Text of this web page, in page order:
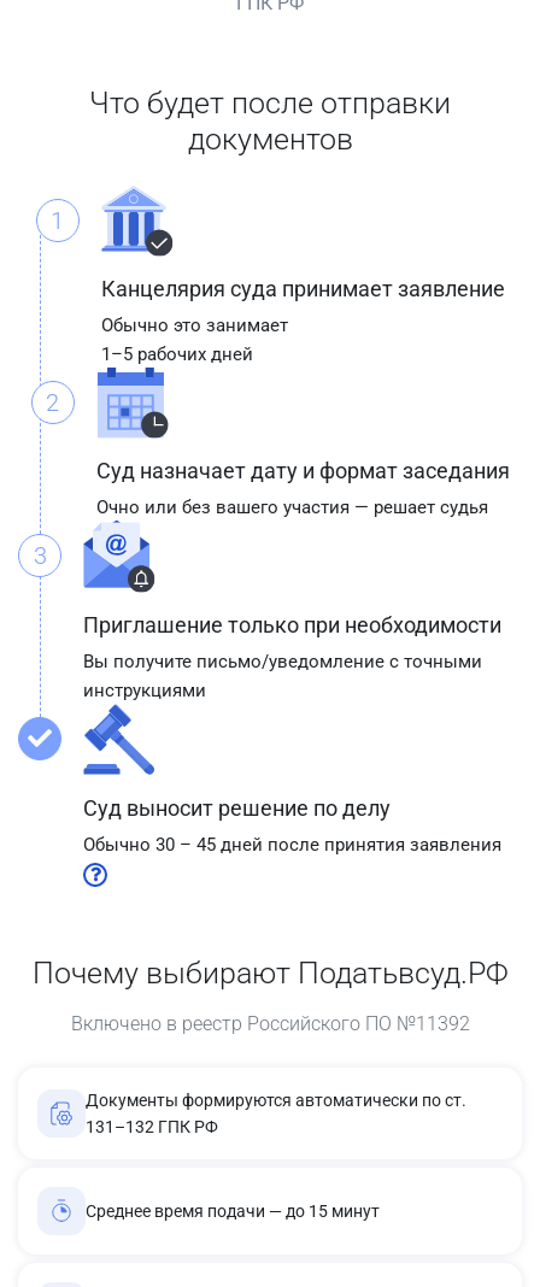
Что будет после отправки
документов
1
Канцелярия суда принимает заявление
Обычно это занимает
1–5 рабочих дней
2
Суд назначает дату и формат заседания
Очно или без вашего участия — решает судья
3
Приглашение только при необходимости
Вы получите письмо/уведомление с точными
инструкциями
Суд выносит решение по делу
Обычно 30 – 45 дней после принятия заявления
Почему выбирают Податьвсуд.РФ
Включено в реестр Российского ПО №11392
Документы формируются автоматически по ст.
131–132 ГПК РФ
Среднее время подачи — до 15 минут